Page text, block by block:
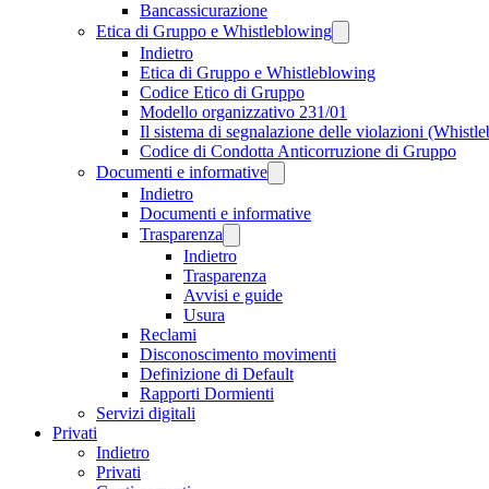
Bancassicurazione
Etica di Gruppo e Whistleblowing
Indietro
Etica di Gruppo e Whistleblowing
Codice Etico di Gruppo
Modello organizzativo 231/01
Il sistema di segnalazione delle violazioni
Codice di Condotta Anticorruzione di Gruppo
Documenti e informative
Indietro
Documenti e informative
Trasparenza
Indietro
Trasparenza
Avvisi e guide
Usura
Reclami
Disconoscimento movimenti
Definizione di Default
Rapporti Dormienti
Servizi digitali
Privati
Indietro
Privati